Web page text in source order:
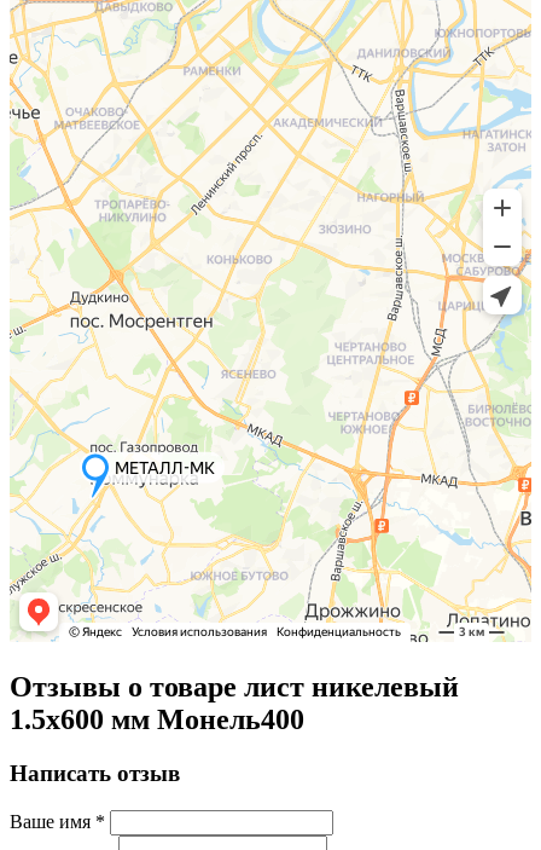
Отзывы о товаре лист никелевый
1.5x600 мм Монель400
Написать отзыв
Ваше имя *